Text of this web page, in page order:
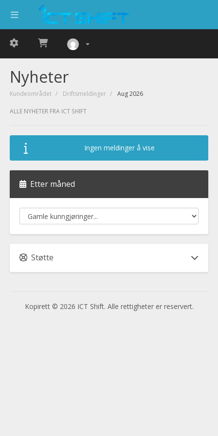
Nyheter
Kundeområdet Driftsmeldinger Aug 2026
ALLE NYHETER FRA ICT SHIFT
Ingen meldinger å vise
Etter måned
Støtte
Kopirett © 2026 ICT Shift. Alle rettigheter er reservert.